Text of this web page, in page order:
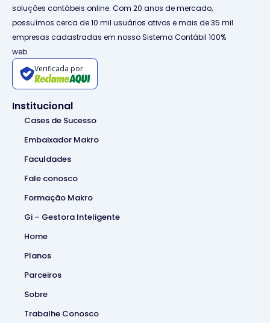
soluções contábeis online. Com 20 anos de mercado,
possuímos cerca de 10 mil usuários ativos e mais de 35 mil
empresas cadastradas em nosso Sistema Contábil 100%
web.
Verificada por
Institucional
Cases de Sucesso
Embaixador Makro
Faculdades
Fale conosco
Formação Makro
Gi – Gestora Inteligente
Home
Planos
Parceiros
Sobre
Trabalhe Conosco